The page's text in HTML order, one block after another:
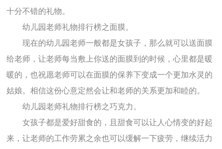
十分不错的礼物。
幼儿园老师礼物排行榜之面膜。
现在的幼儿园老师一般都是女孩子，那么就可以送面膜
给老师，让老师每当敷上你送的面膜到的时候，心里都是暖
暖的，也祝愿老师可以在面膜的保养下变成一个更加水灵的
姑娘。相信这份心意定然会让和老师的关系更加和睦的。
幼儿园老师礼物排行榜之巧克力。
女孩子都是爱好甜食的，且甜食可以让人心情变的好起
来，让老师的工作劳累之余也可以缓解一下疲劳，继续活力